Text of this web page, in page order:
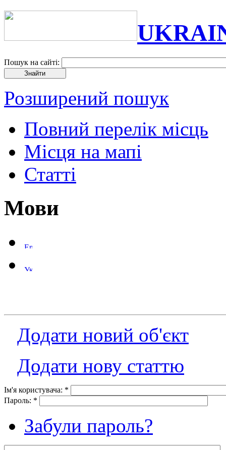
Пошук на сайті:
Розширений пошук
Повний перелік місць
Місця на мапі
Статті
Мови
Додати новий об'єкт
Додати нову статтю
Ім'я користувача: *
Пароль: *
Забули пароль?